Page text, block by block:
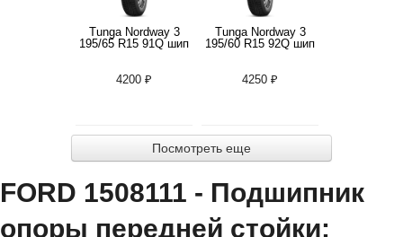
Tunga Nordway 3
195/65 R15 91Q шип
4200 ₽
Tunga Nordway 3
195/60 R15 92Q шип
4250 ₽
Посмотреть еще
FORD 1508111 - Подшипник
опоры передней стойки: